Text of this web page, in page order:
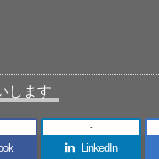
します
LinkedIn
-